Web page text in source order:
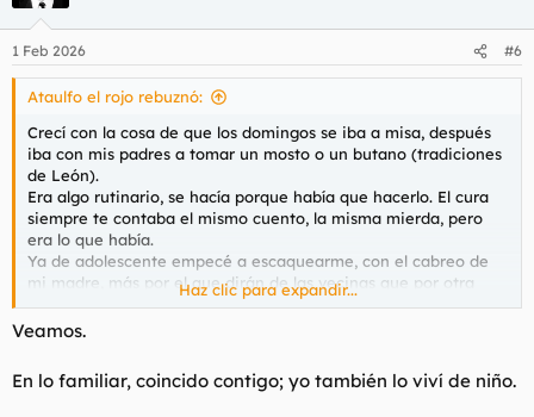
e
s
1 Feb 2026 #6
Ataulfo el rojo rebuznó:
Crecí con la cosa de que los domingos se iba a misa, después
iba con mis padres a tomar un mosto o un butano (tradiciones
de León).
Era algo rutinario, se hacía porque había que hacerlo. El cura
siempre te contaba el mismo cuento, la misma mierda, pero
era lo que había.
Ya de adolescente empecé a escaquearme, con el cabreo de
mi madre, más por el que dirán de las vecinas que por otra
cosa, y hace mil años ya que no piso una iglesia, salvo para
alguna celebración.
lares, aquí ya no les compra la moto ni dios.
Haz clic para expandir...
Veamos.
En lo familiar, coincido contigo; yo también lo viví de niño.